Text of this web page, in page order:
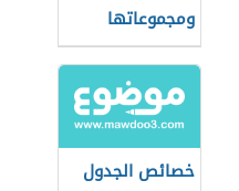
ومجموعاتها
الوظيفية
خصائص الجدول